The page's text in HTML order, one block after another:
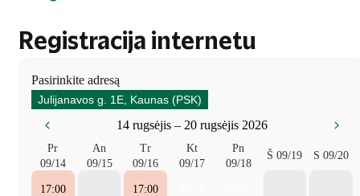
Registracija internetu
Pasirinkite adresą
Julijanavos g. 1E, Kaunas (PSK)
14 rugsėjis – 20 rugsėjis 2026
Pr
09/14
An
09/15
Tr
09/16
Kt
09/17
Pn
09/18
Š 09/19 S 09/20
17:00 17:00